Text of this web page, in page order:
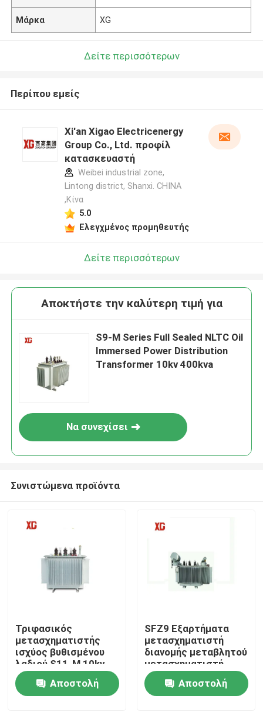
Σπίτι
Προϊόντα
Μάρκα XG
Δείτε περισσότερων
Περίπου εμείς
Xi'an Xigao Electricenergy
Group Co., Ltd. προφίλ
κατασκευαστή
Weibei industrial zone,
Lintong district, Shanxi. CHINA
,Κίνα
5.0
Ελεγχμένος προμηθευτής
Δείτε περισσότερων
Αποκτήστε την καλύτερη τιμή για
S9-M Series Full Sealed NLTC Oil
Immersed Power Distribution
Transformer 10kv 400kva
Να συνεχίσει
Συνιστώμενα προϊόντα
Τριφασικός
μετασχηματιστής
ισχύος βυθισμένου
λαδιού S11-M 10kv
10,5kv 6kv 100kva
500kva 100kva
Αποστολή
SFZ9 Εξαρτήματα
μετασχηματιστή
διανομής μεταβλητού
μετασχηματιστή
τριών φάσεων
Αποστολή